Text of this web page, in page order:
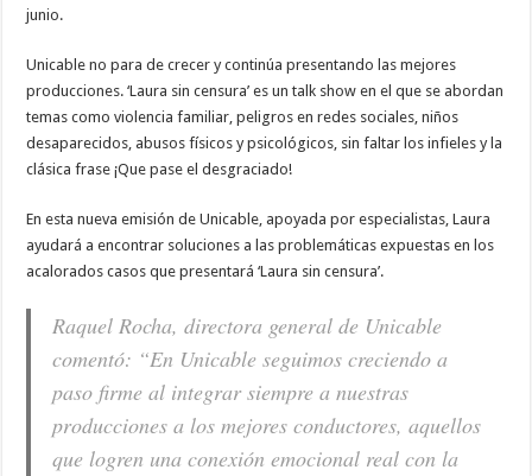
junio.
Unicable no para de crecer y continúa presentando las mejores
producciones. ‘Laura sin censura’ es un talk show en el que se abordan
temas como violencia familiar, peligros en redes sociales, niños
desaparecidos, abusos físicos y psicológicos, sin faltar los infieles y la
clásica frase ¡Que pase el desgraciado!
En esta nueva emisión de Unicable, apoyada por especialistas, Laura
ayudará a encontrar soluciones a las problemáticas expuestas en los
acalorados casos que presentará ‘Laura sin censura’.
Raquel Rocha, directora general de Unicable
comentó: “En Unicable seguimos creciendo a
paso firme al integrar siempre a nuestras
producciones a los mejores conductores, aquellos
que logren una conexión emocional real con la